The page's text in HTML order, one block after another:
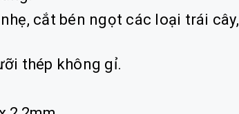
cắt bén ngọt các loại trái cây,
thép không gỉ.